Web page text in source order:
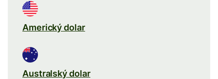
Americký dolar
Australský dolar